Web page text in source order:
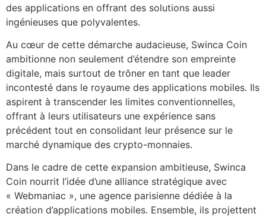
des applications en offrant des solutions aussi
ingénieuses que polyvalentes.
Au cœur de cette démarche audacieuse, Swinca Coin
ambitionne non seulement d’étendre son empreinte
digitale, mais surtout de trôner en tant que leader
incontesté dans le royaume des applications mobiles. Ils
aspirent à transcender les limites conventionnelles,
offrant à leurs utilisateurs une expérience sans
précédent tout en consolidant leur présence sur le
marché dynamique des crypto-monnaies.
Dans le cadre de cette expansion ambitieuse, Swinca
Coin nourrit l’idée d’une alliance stratégique avec
« Webmaniac », une agence parisienne dédiée à la
création d’applications mobiles. Ensemble, ils projettent